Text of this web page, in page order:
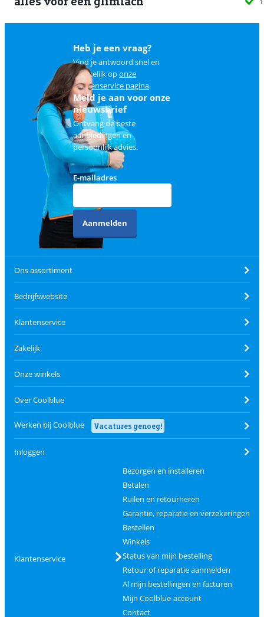
Heb je een vraag?
Vind je antwoord snel en
makkelijk oponze
klantenservice pagina.
Meld je aan voor onze
nieuwsbrief
Ontvang de beste
aanbiedingen en
persoonlijk advies.
E-mailadres
Aanmelden
Ons assortiment
Bedrijfswebsite
Klantenservice
Zakelijk
Onze winkels
Over Coolblue
Werken bij Coolblue Vacatures genoeg!
Inloggen
Klantenservice
Bezorgen en installeren
Betalen
Ruilen en retourneren
Garantie, reparatie en verzekeringen
Bestellen
Winkels
Status van mijn bestelling
Retour of reparatie aanmelden
Al mijn bestellingen en facturen
Mijn Coolblue-account
Contact